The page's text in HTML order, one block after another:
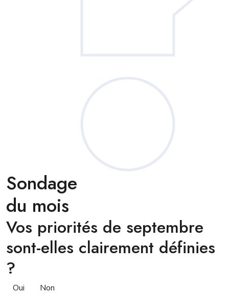
Sondage
du mois
Vos priorités de septembre
sont-elles clairement définies
?
Oui
Non